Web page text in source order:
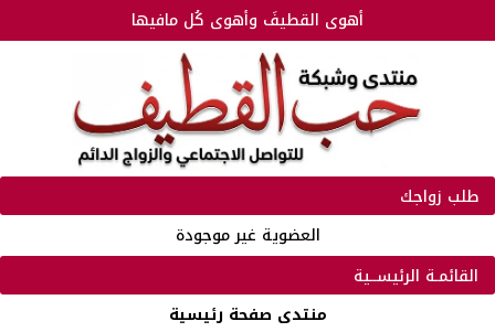
أهوى القطيفَ وأهوى كُل مافيها
طلب زواجك
العضوية غير موجودة
القائمـة الرئيســية
منتدى صفحة رئيسية